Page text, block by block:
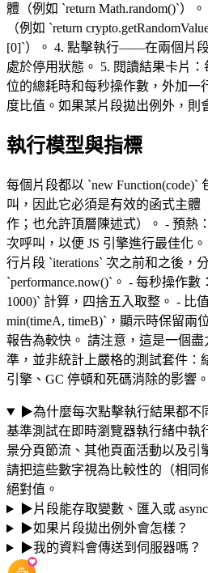
體（例如 `return Math.random()`）
（例如 `return
[0]`）。 4. 點擊執行——在兩個片
處於停用狀態。 5. 閱讀結果卡片
位的總耗時和每秒操作數，外加一
度比值。如果某片段拋出例外，則
執行模型與指標
每個片段都以 `new
叫，因此它必須是有效的函式主體
作；也允許頂層陳述式）。 - 預熱
次呼叫，以便 JS 引擎進行最佳化
行片段 `iterations` 次之前和之後，
`performance.now()`。 - 每秒操作數
1000)` 計算，四捨五入取整。 - 比
min(timeA, timeB)`，顯示時保留兩
報告為較快。 請注意，這是一個
準，並非統計上嚴格的測試套件：
引擎、GC 停頓和死碼消除的影響。
▶為什麼每次點擊執行結果都不
基準測試在即時瀏覽器執行緒中執
景分頁節流、其他頁面活動以及引
請把這些數字視為比較性的（相同
絕對值。
▶片段能存取變數、匯入或
▶如果片段拋出例外會怎樣？
▶我的資料會傳送到伺服器嗎？